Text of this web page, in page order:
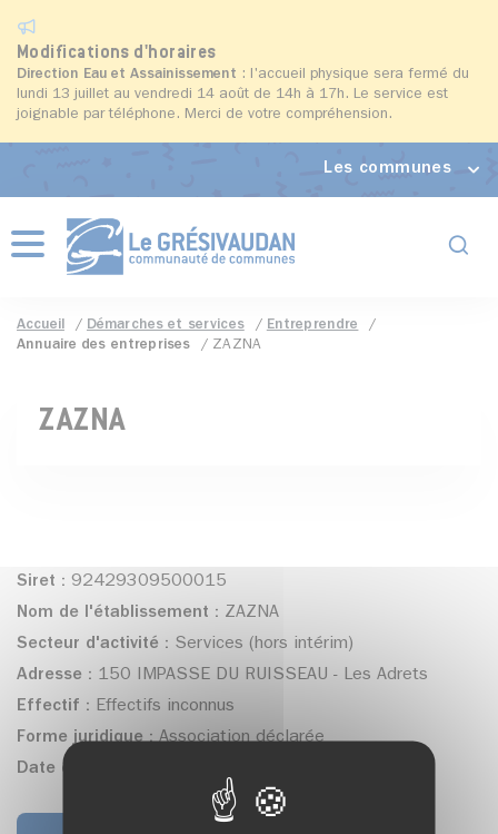
Modifications d'horaires
Direction Eau et Assainissement : l'accueil physique sera fermé du
lundi 13 juillet au vendredi 14 août de 14h à 17h. Le service est
joignable par téléphone. Merci de votre compréhension.
Les communes
Menu
Accueil Démarches et services
Entreprendre
Annuaire des entreprises
ZAZNA
ZAZNA
Siret : 92429309500015
Nom de l'établissement : ZAZNA
Secteur d'activité : Services (hors intérim)
Adresse : 150 IMPASSE DU RUISSEAU - Les Adrets
Effectif : Effectifs inconnus
Forme juridique :Association déclarée
Date de création :